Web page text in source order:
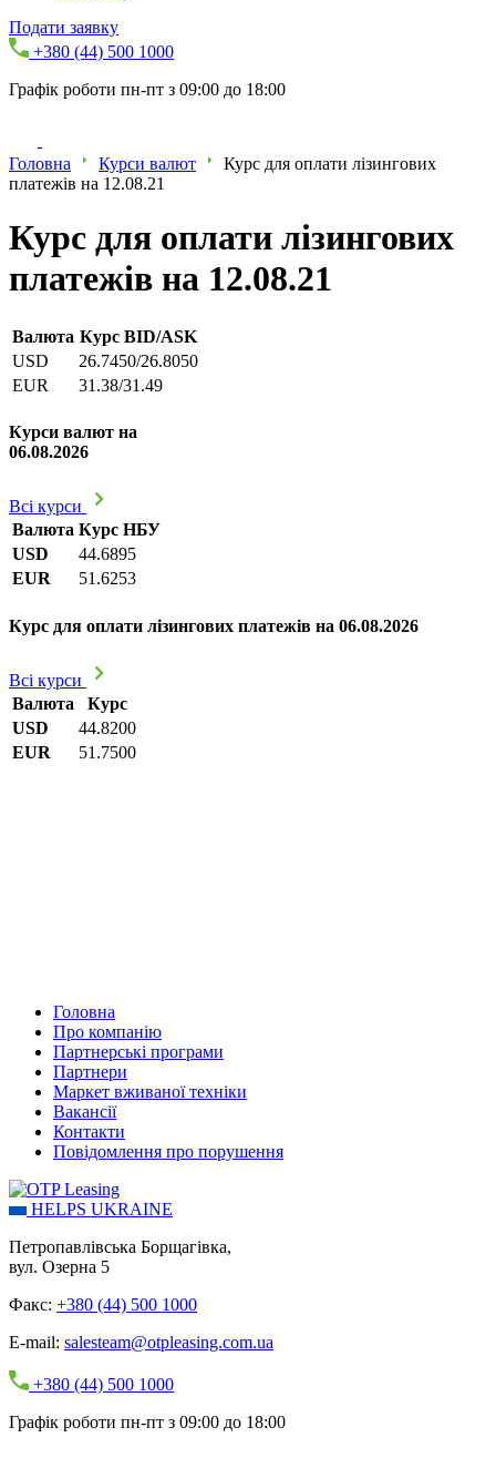
Подати заявку
+380 (44) 500 1000
Графік роботи пн-пт з 09:00 до 18:00
Головна Курси валют
Курс для оплати лізингових
платежів на 12.08.21
Курс для оплати лізингових
платежів на 12.08.21
Валюта Курс BID/ASK
USD
26.7450/26.8050
EUR
31.38/31.49
Курси валют на
06.08.2026
Всі курси
Валюта Курс НБУ
USD
44.6895
EUR
51.6253
Курс для оплати лізингових платежів на 06.08.2026
Всі курси
Валюта
Курс
USD
44.8200
EUR
51.7500
Головна
Про компанію
Партнерські програми
Партнери
Маркет вживаної техніки
Вакансії
Контакти
Повідомлення про порушення
HELPS UKRAINE
Петропавлівська Борщагівка,
вул. Озерна 5
Факс: +380 (44) 500 1000
E-mail: salesteam@otpleasing.com.ua
+380 (44) 500 1000
Графік роботи пн-пт з 09:00 до 18:00